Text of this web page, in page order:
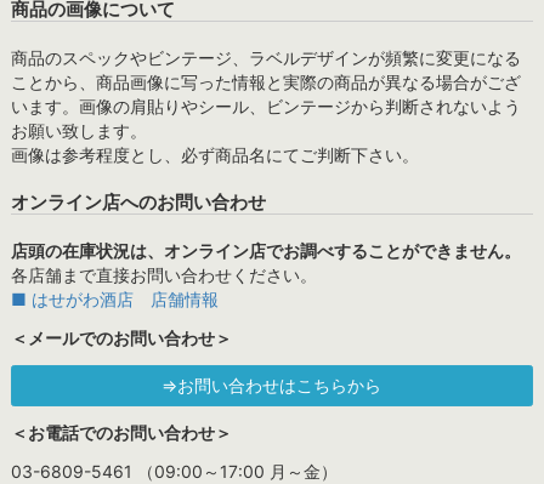
商品の画像について
商品のスペックやビンテージ、ラベルデザインが頻繁に変更になる
ことから、商品画像に写った情報と実際の商品が異なる場合がござ
います。画像の肩貼りやシール、ビンテージから判断されないよう
お願い致します。
画像は参考程度とし、必ず商品名にてご判断下さい。
オンライン店へのお問い合わせ
店頭の在庫状況は、オンライン店でお調べすることができません。
各店舗まで直接お問い合わせください。
■ はせがわ酒店 店舗情報
＜メールでのお問い合わせ＞
⇒お問い合わせはこちらから
＜お電話でのお問い合わせ＞
03-6809-5461 （09:00～17:00 月～金）